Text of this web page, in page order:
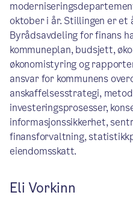
oktober i år. Stillingen er et
Byrådsavdeling for finans
kommuneplan, budsjett,
økonomistyring og
ansvar for kommunens
anskaffelsesstrategi,
investeringsprosesser,
informasjonssikkerhet,
finansforvaltning,
eiendomsskatt.
Eli Vorkinn